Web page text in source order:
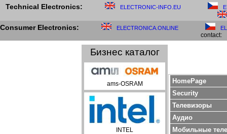
Technical Electronics: ELECTRONIC-INFO.EU
Consumer Electronics: ELECTRONICA.ONLINE
contact:
Бизнес каталог
ams-OSRAM
INTEL
HomePage
Security
Телевизоры
Aудио
Мобильные